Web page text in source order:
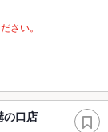
さい。
口店